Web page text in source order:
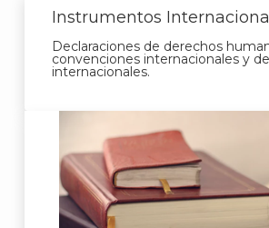
Instrumentos
Declaraciones de derechos
convenciones internacionales y
internacionales.